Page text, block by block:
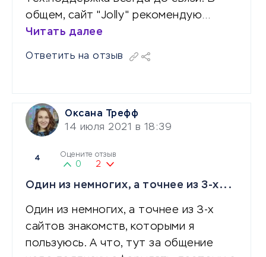
общем, сайт "Jolly" рекомендую…
Читать далее
Ответить на отзыв
Оксана Трефф
14 июля 2021 в 18:39
4 Оцените отзыв
0 2
Один из немногих, а точнее из 3-х...
Один из немногих, а точнее из 3-х
сайтов знакомств, которыми я
пользуюсь. А что, тут за общение